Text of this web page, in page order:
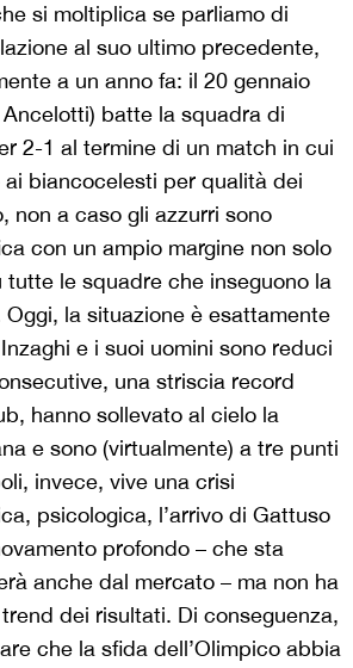
si moltiplica se parliamo di
al suo ultimo precedente,
a un anno fa: il 20 gennaio
batte la squadra di
2-1 al termine di un match in cui
biancocelesti per qualità dei
non a caso gli azzurri sono
con un ampio margine non solo
tutte le squadre che inseguono la
la situazione è esattamente
e i suoi uomini sono reduci
una striscia record
hanno sollevato al cielo la
e sono (virtualmente) a tre punti
invece, vive una crisi
psicologica, l’arrivo di Gattuso
profondo – che sta
anche dal mercato – ma non ha
dei risultati. Di conseguenza,
che la sfida dell’Olimpico abbia